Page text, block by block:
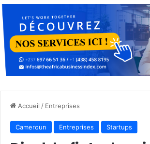
Accueil / Entreprises
Cameroun Entreprises Startups